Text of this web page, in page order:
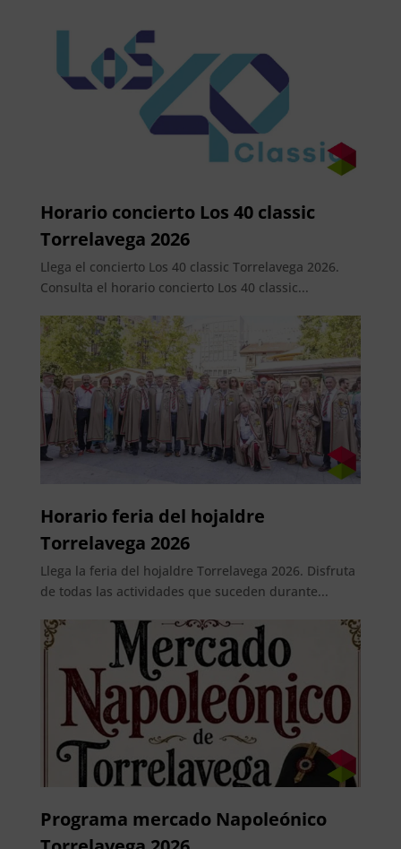
Horario concierto Los 40 classic
Torrelavega 2026
Llega el concierto Los 40 classic Torrelavega 2026.
Consulta el horario concierto Los 40 classic...
Horario feria del hojaldre
Torrelavega 2026
Llega la feria del hojaldre Torrelavega 2026. Disfruta
de todas las actividades que suceden durante...
Programa mercado Napoleónico